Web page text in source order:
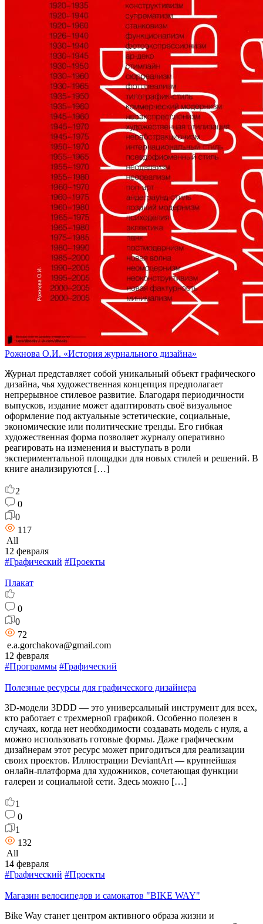
Рожнова О.И. «История журнального дизайна»
Журнал представляет собой уникальный объект графического
дизайна, чья художественная концепция предполагает
непрерывное стилевое развитие. Благодаря периодичности
выпусков, издание может адаптировать своё визуальное
оформление под актуальные эстетические, социальные,
экономические или политические тренды. Его гибкая
художественная форма позволяет журналу оперативно
реагировать на изменения и выступать в роли
экспериментальной площадки для новых стилей и решений. В
книге анализируются […]
2
0
0
117
All
12 февраля
#Графический #Проекты
Плакат
0
0
72
e.a.gorchakova@gmail.com
12 февраля
#Программы #Графический
Полезные ресурсы для графического дизайнера
3D-модели 3DDD — это универсальный инструмент для всех,
кто работает с трехмерной графикой. Особенно полезен в
случаях, когда нет необходимости создавать модель с нуля, а
можно использовать готовые формы. Даже графическим
дизайнерам этот ресурс может пригодиться для реализации
своих проектов. Иллюстрации DeviantArt — крупнейшая
онлайн-платформа для художников, сочетающая функции
галереи и социальной сети. Здесь можно […]
1
0
1
132
All
14 февраля
#Графический #Проекты
Магазин велосипедов и самокатов "BIKE WAY"
Bike Way станет центром активного образа жизни и